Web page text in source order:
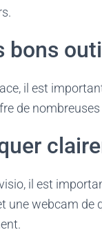
bons
il est
de
il est
une webcam de